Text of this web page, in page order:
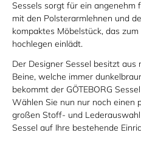
Sessels sorgt für ein angenehm
mit den Polsterarmlehnen und
kompaktes Möbelstück, das
hochlegen einlädt.
Der Designer Sessel besitzt aus
Beine, welche immer
bekommt der GÖTEBORG
Wählen Sie nun nur noch einen
großen Stoff- und
Sessel auf Ihre bestehende